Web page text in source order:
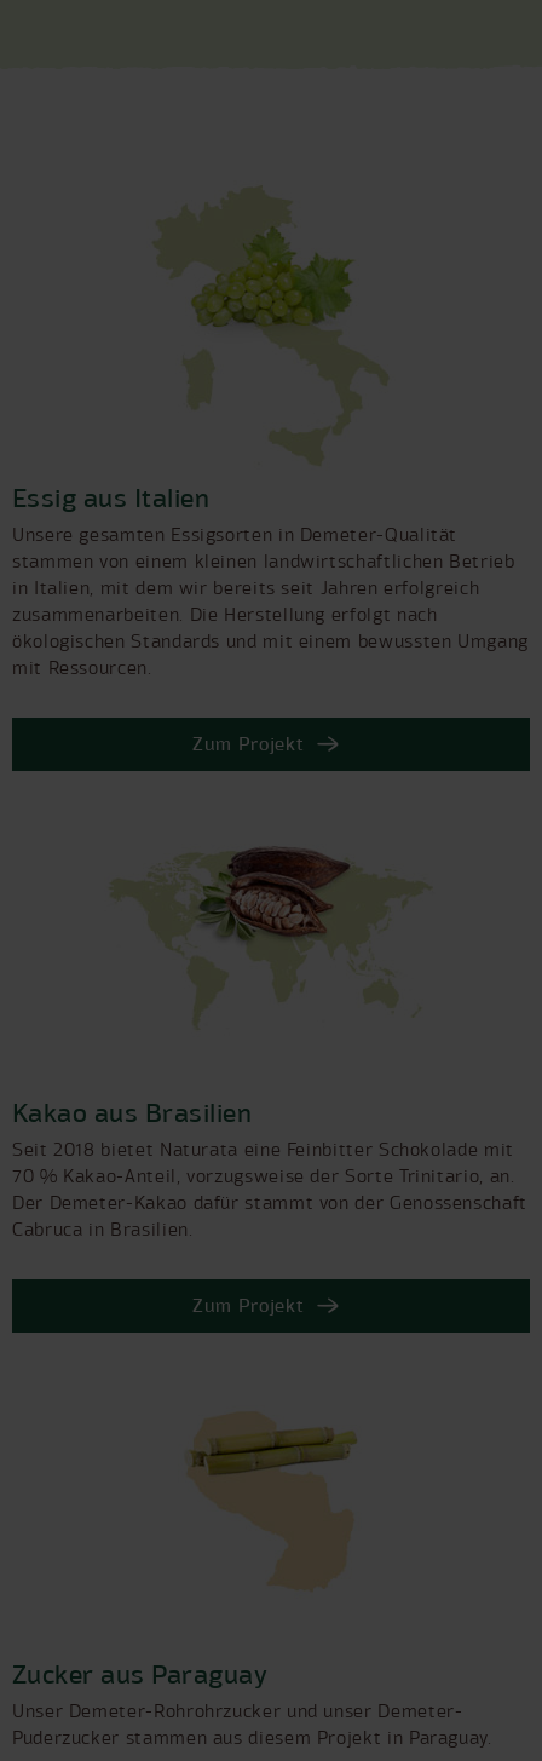
Essig aus Italien
Unsere gesamten Essigsorten in Demeter-Qualität
stammen von einem kleinen landwirtschaftlichen Betrieb
in Italien, mit dem wir bereits seit Jahren erfolgreich
zusammenarbeiten. Die Herstellung erfolgt nach
ökologischen Standards und mit einem bewussten Umgang
mit Ressourcen.
Zum Projekt
Kakao aus Brasilien
Seit 2018 bietet Naturata eine Feinbitter Schokolade mit
70 % Kakao-Anteil, vorzugsweise der Sorte Trinitario, an.
Der Demeter-Kakao dafür stammt von der Genossenschaft
Cabruca in Brasilien.
Zum Projekt
Zucker aus Paraguay
Unser Demeter-Rohrohrzucker und unser Demeter-
Puderzucker stammen aus diesem Projekt in Paraguay.